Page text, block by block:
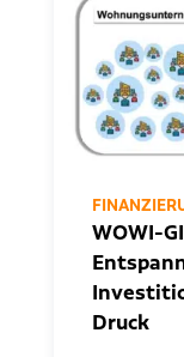
WOWI-
Druck